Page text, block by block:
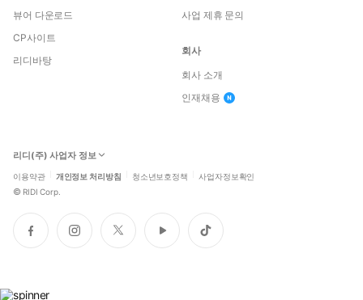
뷰어 다운로드
CP사이트
리디바탕
사업 제휴 문의
회사
회사 소개
인재채용
리디(주) 사업자 정보
이용약관 개인정보 처리방침 청소년보호정책 사업자정보확인
© RIDI Corp.
페
이
인
스
트
위
유
튜
틱
톡